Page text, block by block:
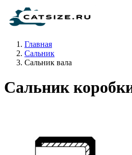
Главная
Сальник
Сальник вала
Сальник